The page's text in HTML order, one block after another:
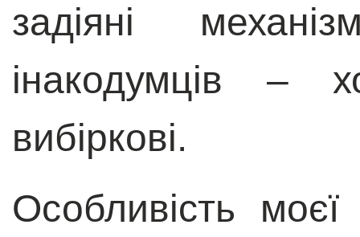
задіяні
інакодумців –
вибіркові.
Особливість